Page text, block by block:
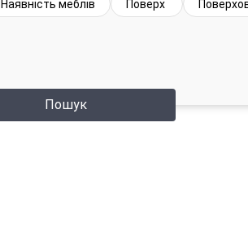
Пошук
Наявність меблів Поверх